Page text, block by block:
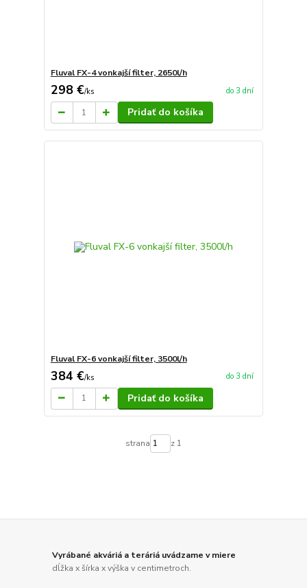
Fluval FX-4 vonkajší filter, 2650l/h
298 €/ks do 3 dní
Pridať do košíka
Fluval FX-6 vonkajší filter, 3500l/h
384 €/ks do 3 dní
Pridať do košíka
strana z 1
Vyrábané akváriá a teráriá uvádzame v miere
dĺžka x šírka x výška v centimetroch.